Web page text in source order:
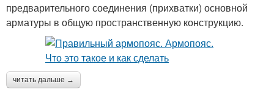
предварительного соединения (прихватки) основной
арматуры в общую пространственную конструкцию.
читать дальше →